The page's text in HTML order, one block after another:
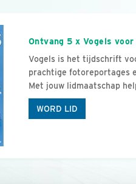
Ontvang 5 x Vogels
Vogels is het tijdschrift
prachtige fotoreportages
Met jouw lidmaatschap
WORD LID